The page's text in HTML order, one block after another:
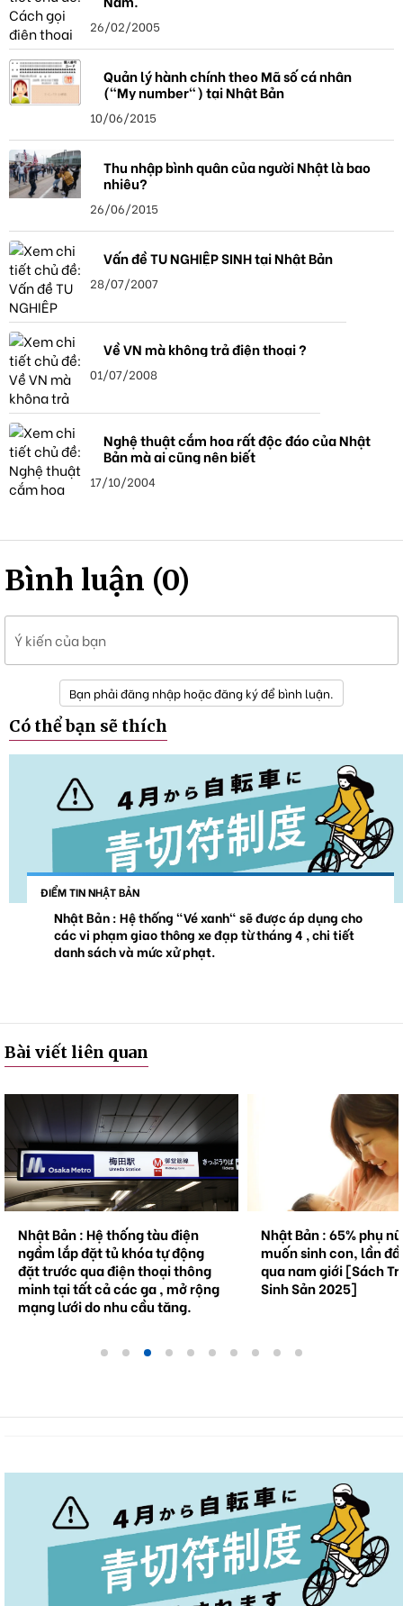
26/02/2005
Quản lý hành chính theo Mã số cá nhân
("My number") tại Nhật Bản
10/06/2015
Thu nhập bình quân của người Nhật là bao
nhiêu?
26/06/2015
Vấn đề TU NGHIỆP SINH tại Nhật Bản
28/07/2007
Về VN mà không trả điện thoại ?
01/07/2008
Nghệ thuật cắm hoa rất độc đáo của Nhật
Bản mà ai cũng nên biết
17/10/2004
Bình luận (0)
Ý kiến của bạn
Bạn phải đăng nhập hoặc đăng ký để bình luận.
Có thể bạn sẽ thích
ĐIỂM TIN NHẬT BẢN
Nhật Bản : Hệ thống "Vé xanh" sẽ được áp dụng cho
các vi phạm giao thông xe đạp từ tháng 4 , chi tiết
danh sách và mức xử phạt.
Bài viết liên quan
Nhật Bản : Hệ thống tàu điện
ngầm lắp đặt tủ khóa tự động
đặt trước qua điện thoại thông
minh tại tất cả các ga , mở rộng
mạng lưới do nhu cầu tăng.
Nhật Bản : 65% phụ
muốn sinh con, lần
qua nam giới [Sách
Sinh Sản 2025]